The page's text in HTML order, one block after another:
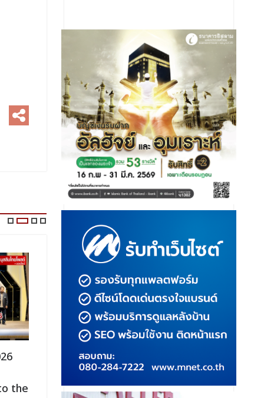
the
MEGA HALAL Bangkok 2026
เปิดประตูธุรกิจฮาลาลไทยสู่เวทีการค้า
ระดับโลก
โอกาสใ